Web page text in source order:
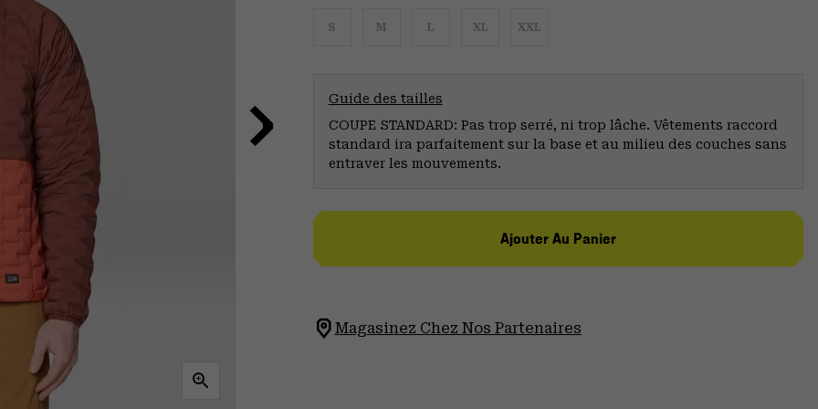
S M L XL XXL
Guide des tailles
COUPE STANDARD: Pas trop serré, ni trop lâche. Vêtements raccord
standard ira parfaitement sur la base et au milieu des couches sans
entraver les mouvements.
Ajouter Au Panier
Magasinez Chez Nos Partenaires